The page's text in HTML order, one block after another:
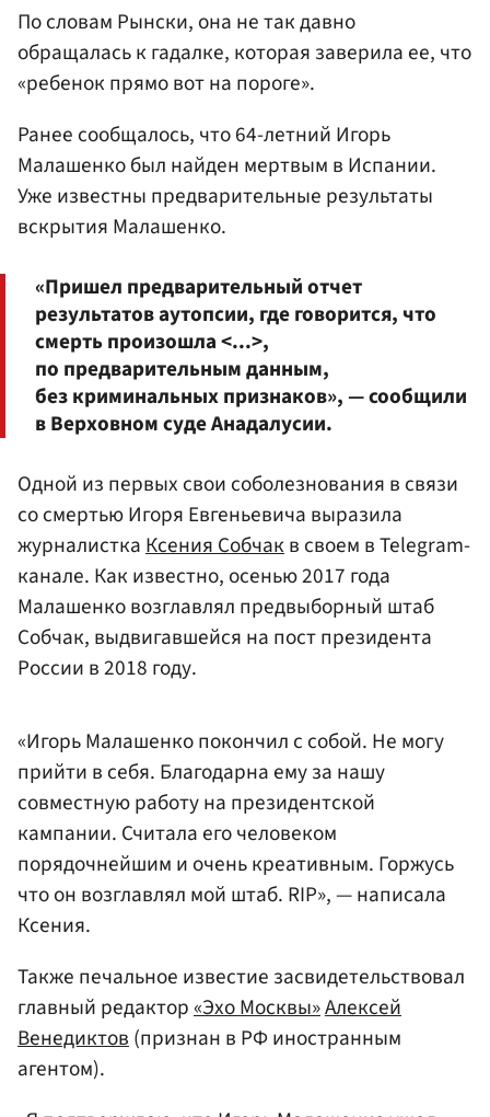
По словам Рынски, она не так давно
обращалась к гадалке, которая заверила ее, что
«ребенок прямо вот на пороге».
Ранее сообщалось, что 64-летний Игорь
Малашенко был найден мертвым в Испании.
Уже известны предварительные результаты
вскрытия Малашенко.
«Пришел предварительный отчет
результатов аутопсии, где говорится, что
смерть произошла <...>,
по предварительным данным,
без криминальных признаков», — сообщили
в Верховном суде Анадалусии.
Одной из первых свои соболезнования в связи
со смертью Игоря Евгеньевича выразила
журналисткаКсения Собчакв своем в Telegram-
канале. Как известно, осенью 2017 года
Малашенко возглавлял предвыборный штаб
Собчак, выдвигавшейся на пост президента
России в 2018 году.
«Игорь Малашенко покончил с собой. Не могу
прийти в себя. Благодарна ему за нашу
совместную работу на президентской
кампании. Считала его человеком
порядочнейшим и очень креативным. Горжусь
что он возглавлял мой штаб. RIP», — написала
Ксения.
Также печальное известие засвидетельствовал
главный редактор«Эхо Москвы»Алексей
Венедиктов(признан в РФ иностранным
агентом).